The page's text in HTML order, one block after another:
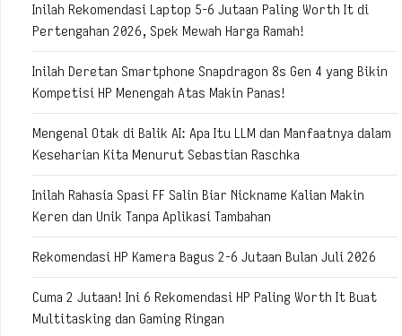
Inilah Rekomendasi Laptop 5-6 Jutaan Paling Worth It di
Pertengahan 2026, Spek Mewah Harga Ramah!
Inilah Deretan Smartphone Snapdragon 8s Gen 4 yang Bikin
Kompetisi HP Menengah Atas Makin Panas!
Mengenal Otak di Balik AI: Apa Itu LLM dan Manfaatnya dalam
Keseharian Kita Menurut Sebastian Raschka
Inilah Rahasia Spasi FF Salin Biar Nickname Kalian Makin
Keren dan Unik Tanpa Aplikasi Tambahan
Rekomendasi HP Kamera Bagus 2-6 Jutaan Bulan Juli 2026
Cuma 2 Jutaan! Ini 6 Rekomendasi HP Paling Worth It Buat
Multitasking dan Gaming Ringan